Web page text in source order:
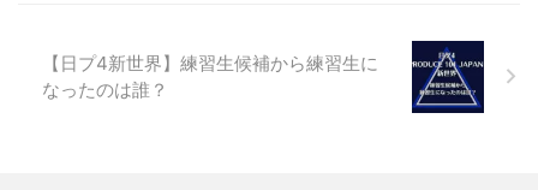
【日プ4新世界】練習生候補から練習生に
なったのは誰？